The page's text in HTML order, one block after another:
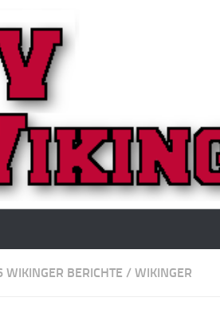
WIKINGER BERICHTE / WIKINGER